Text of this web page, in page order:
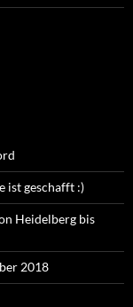
ist geschafft :)
Heidelberg bis
2018